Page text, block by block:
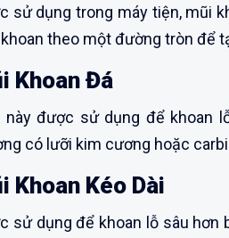
sử dụng trong máy tiện, mũi
theo một đường tròn để
Khoan Đá
này được sử dụng để khoan
có lưỡi kim cương hoặc
Khoan Kéo Dài
sử dụng để khoan lỗ sâu hơn